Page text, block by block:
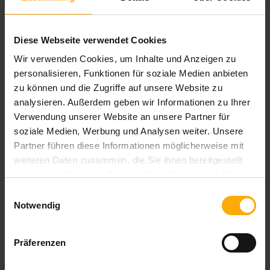
Diese Webseite verwendet Cookies
Wir verwenden Cookies, um Inhalte und Anzeigen zu
personalisieren, Funktionen für soziale Medien anbieten
zu können und die Zugriffe auf unsere Website zu
analysieren. Außerdem geben wir Informationen zu Ihrer
Verwendung unserer Website an unsere Partner für
soziale Medien, Werbung und Analysen weiter. Unsere
Partner führen diese Informationen möglicherweise mit
weiteren Daten zusammen, die Sie ihnen bereitgestellt
Notwendig
Präferenzen
Deutschsprachiger HubSpot Nutzer Blog
Blog für Anwender und Interessenten von HubSpot
aus Deutschland. Hier finden Sie die komplette Übersicht zu
Neuigkeiten und Updates der HubSpot Module Inbound
Marketing, Vertrieb und CRM auf deutsch.
Blog per E-Mail abonnieren!
E-Mail Adresse
Ihre Daten sind vertraulich und werden niemals an Dritte